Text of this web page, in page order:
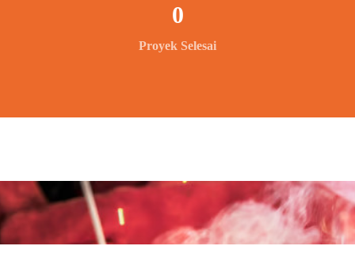
Proyek Selesai
0